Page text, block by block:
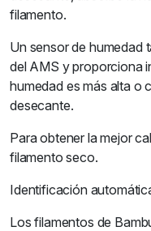
filamento.
Un sensor de humedad
del AMS y proporciona
humedad es más alta o
desecante.
Para obtener la mejor
filamento seco.
Identificación
Los filamentos de